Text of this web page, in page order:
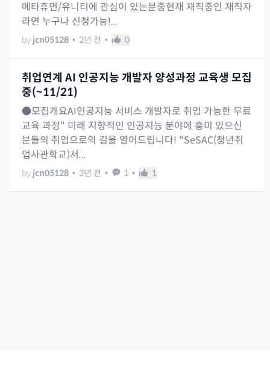
메타휴먼/유니티에 관심이 있는분중현재 재직중인 재직자
라면 누구나 신청가능!...
by jcn05128 • 2년 전 • 0
취업연계 AI 인공지능 개발자 양성과정 교육생 모집
중(~11/21)
●모집개요AI인공지능 서비스 개발자로 취업 가능한 무료
교육 과정" 미래 지향적인 인공지능 분야에 흥미 있으신
분들의 취업으로의 길을 열어드립니다! "​SeSAC(청년취
업사관학교)서...
by jcn05128 • 3년 전 • 1 • 1